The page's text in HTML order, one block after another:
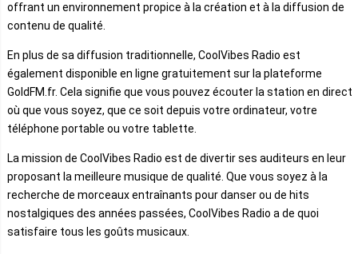
offrant un environnement propice à la création et à la diffusion de
contenu de qualité.
En plus de sa diffusion traditionnelle, CoolVibes Radio est
également disponible en ligne gratuitement sur la plateforme
GoldFM.fr. Cela signifie que vous pouvez écouter la station en direct
où que vous soyez, que ce soit depuis votre ordinateur, votre
téléphone portable ou votre tablette.
La mission de CoolVibes Radio est de divertir ses auditeurs en leur
proposant la meilleure musique de qualité. Que vous soyez à la
recherche de morceaux entraînants pour danser ou de hits
nostalgiques des années passées, CoolVibes Radio a de quoi
satisfaire tous les goûts musicaux.